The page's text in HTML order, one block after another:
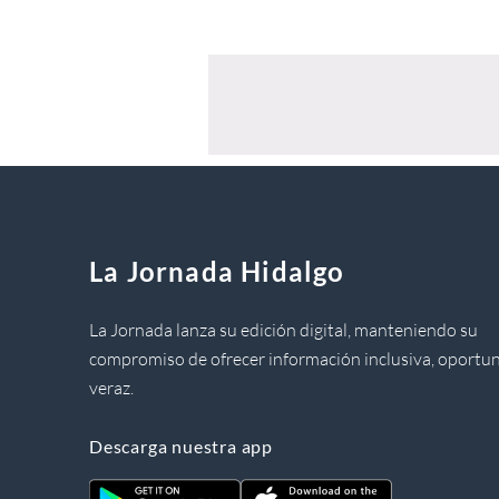
La Jornada Hidalgo
La Jornada lanza su edición digital, manteniendo su
compromiso de ofrecer información inclusiva,
veraz.
Descarga nuestra app